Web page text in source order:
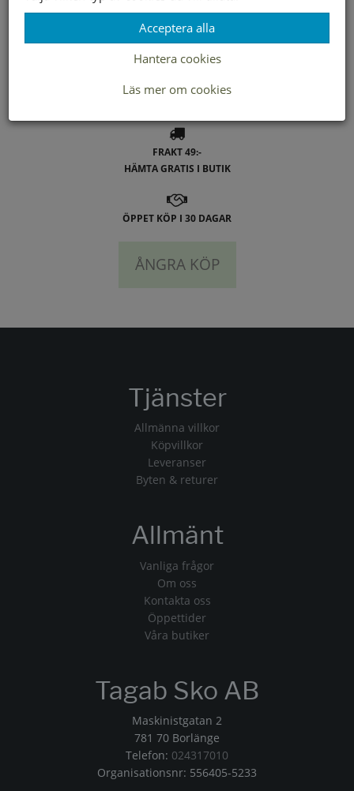
Borlänge
Buffert lager
FRAKT 49:-
HÄMTA GRATIS I BUTIK
ÖPPET KÖP I 30 DAGAR
ÅNGRA KÖP
Acceptera alla
Hantera cookies
Läs mer om cookies
Tjänster
Allmänna villkor
Köpvillkor
Leveranser
Byten & returer
Allmänt
Vanliga frågor
Om oss
Kontakta oss
Öppettider
Våra butiker
Tagab Sko AB
Maskinistgatan 2
781 70 Borlänge
Telefon: 024317010
Organisationsnr: 556405-5233